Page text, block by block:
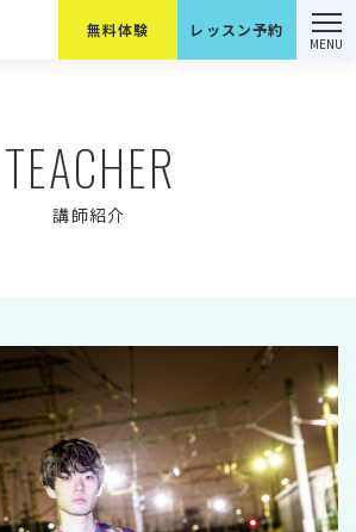
無料体験のご予約はこちら
無料体験 レッスン予約
TEACHER
講師紹介